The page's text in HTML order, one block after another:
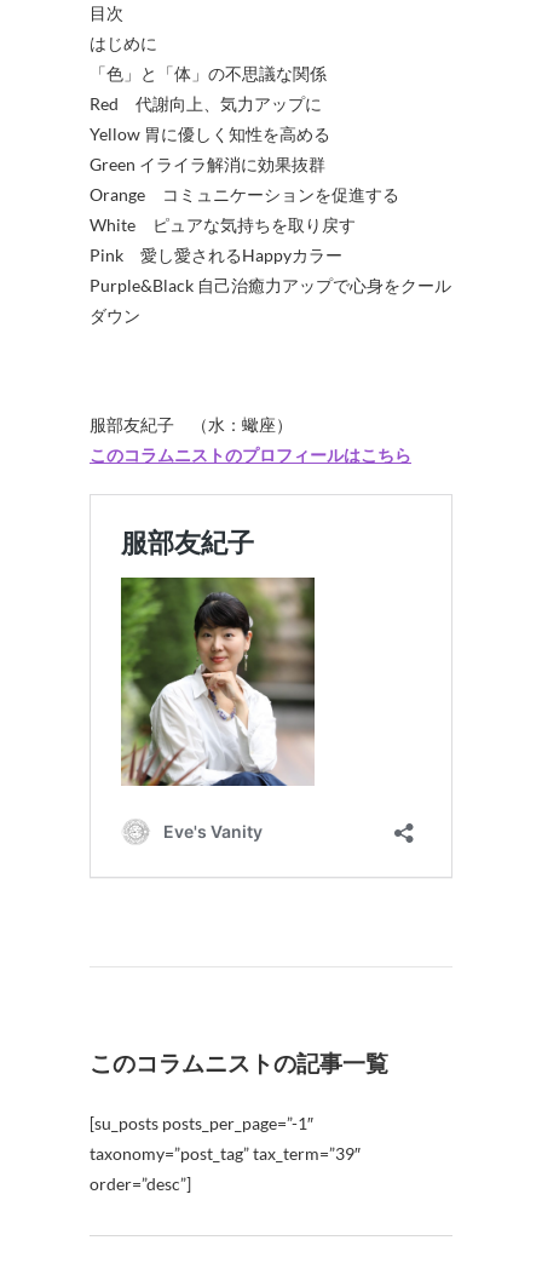
目次
はじめに
「色」と「体」の不思議な関係
Red 代謝向上、気力アップに
Yellow 胃に優しく知性を高める
Green イライラ解消に効果抜群
Orange コミュニケーションを促進する
White ピュアな気持ちを取り戻す
Pink 愛し愛されるHappyカラー
Purple&Black 自己治癒力アップで心身をクール
ダウン
服部友紀子 （水：蠍座）
このコラムニストのプロフィールはこちら
このコラムニストの記事一覧
[su_posts posts_per_page=”-1″
taxonomy=”post_tag” tax_term=”39″
order=”desc”]